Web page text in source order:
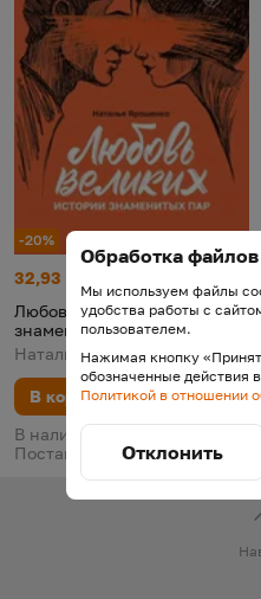
-20%
Любовь великих: истории
Цена:
32,93 р.
Старая цена:
Любовь великих: истории
знаменитых пар
Наталья Ярошенко, 2026
В корзину
В наличии у поставщика.
Поставка 19 августа
Обработка
Мы используем файлы
удобства работы с
пользователем.
Нажимая кнопку
обозначенные действия
Политикой в отношении
Отклонить